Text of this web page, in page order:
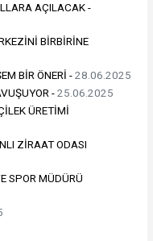
AÇILACAK -
BİRBİRİNE
BİR ÖNERİ -28.06.2025
-25.06.2025
ÜRETİMİ
ZİRAAT ODASI
SPOR MÜDÜRÜ